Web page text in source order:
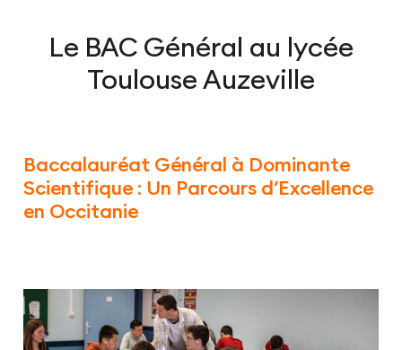
Le BAC Général au lycée
Toulouse Auzeville
Baccalauréat Général à Dominante
Scientifique : Un Parcours d’Excellence
en Occitanie